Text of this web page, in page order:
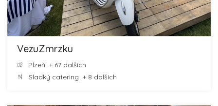
VezuZmrzku
Plzeň + 67 dalších
Sladký catering + 8 dalších